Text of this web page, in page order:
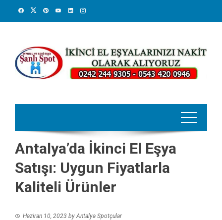
Antalya’da İkinci El Eşya
Satışı: Uygun Fiyatlarla
Kaliteli Ürünler
Haziran 10, 2023 by Antalya Spotçular